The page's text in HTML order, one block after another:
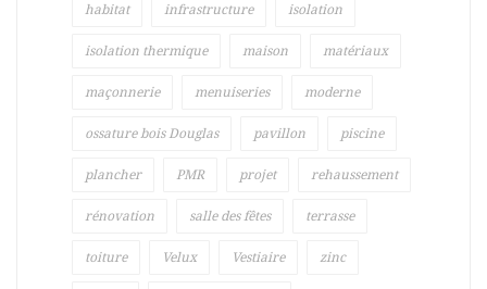
habitat infrastructure isolation
isolation thermique maison matériaux
maçonnerie menuiseries moderne
ossature bois Douglas pavillon piscine
plancher PMR projet rehaussement
rénovation salle des fêtes terrasse
toiture Velux Vestiaire zinc